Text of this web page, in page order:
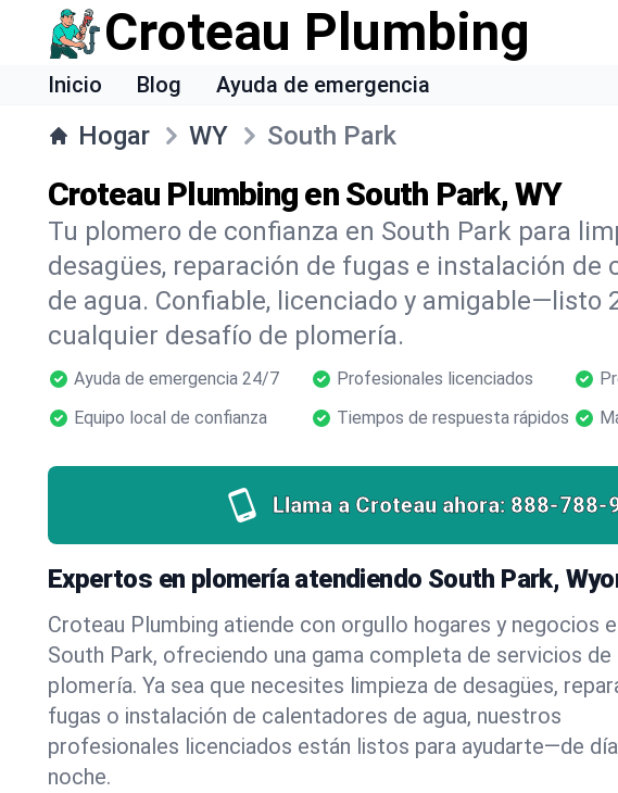
Croteau Plumbing
Inicio Blog Ayuda de emergencia
Hogar WY South Park
Croteau Plumbing en South Park, WY
Tu plomero de confianza en South Park para
desagües, reparación de fugas e instalación de
de agua. Confiable, licenciado y amigable—listo
cualquier desafío de plomería.
Ayuda de emergencia 24/7 Profesionales licenciados
Equipo local de confianza
Tiempos de respuesta rápidos
Llama a Croteau ahora: 888-788-
Expertos en plomería atendiendo South Park,
Croteau Plumbing atiende con orgullo hogares y negocios
South Park, ofreciendo una gama completa de servicios de
plomería. Ya sea que necesites limpieza de desagües,
fugas o instalación de calentadores de agua, nuestros
profesionales licenciados están listos para ayudarte—de
noche.